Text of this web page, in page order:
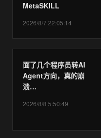
MetaSKILL
2026/8/7 22:05:14
面了几个程序员转AI
Agent方向，真的崩
溃…
2026/8/8 5:50:49